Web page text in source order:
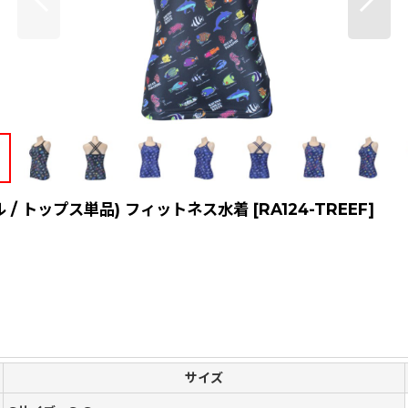
トップス単品) フィットネス水着 [RA124-TREEF]
サイズ